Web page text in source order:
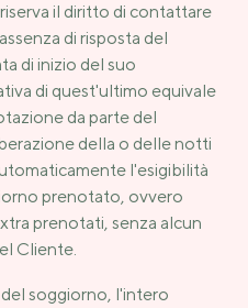
il diritto di contattare
di risposta del
di inizio del suo
di quest'ultimo equivale
da parte del
della o delle notti
l'esigibilità
prenotato, ovvero
prenotati, senza alcun
Cliente.
soggiorno, l'intero